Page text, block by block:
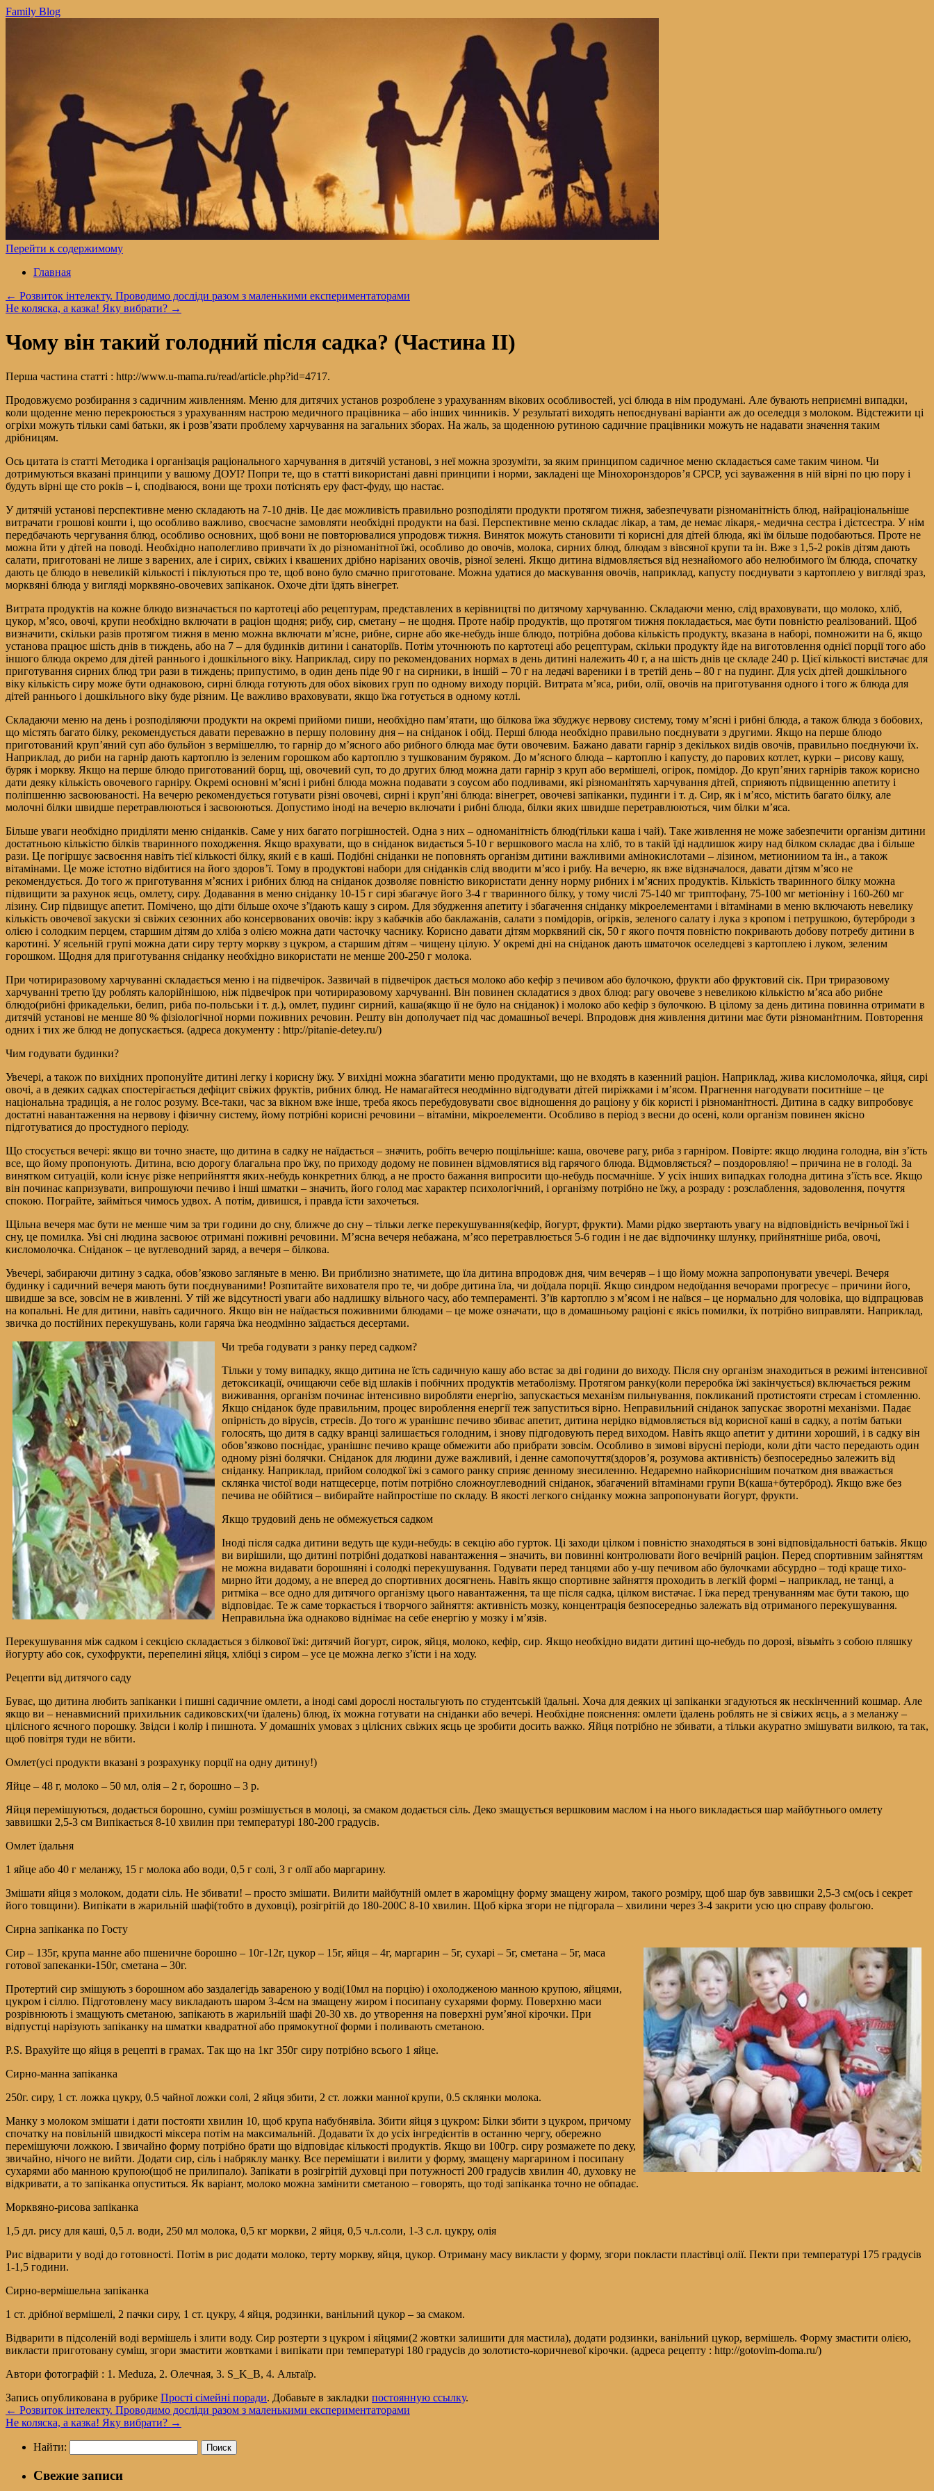
Family Blog
Перейти к содержимому
Главная
← Розвиток інтелекту. Проводимо досліди разом з маленькими експериментаторами
Не коляска, а казка! Яку вибрати? →
Чому він такий голодний після садка? (Частина II)
Перша частина статті : http://www.u-mama.ru/read/article.php?id=4717.
Продовжуємо розбирання з садичним живленням. Меню для дитячих установ розроблене з урахуванням вікових особливостей, усі блюда в нім продумані. Але бувають неприємні випадки,
коли щоденне меню перекроюється з урахуванням настрою медичного працівника – або інших чинників. У результаті виходять непоєднувані варіанти аж до оселедця з молоком. Відстежити ці
огріхи можуть тільки самі батьки, як і розв’язати проблему харчування на загальних зборах. На жаль, за щоденною рутиною садичние працівники можуть не надавати значення таким
дрібницям.
Ось цитата із статті Методика і організація раціонального харчування в дитячій установі, з неї можна зрозуміти, за яким принципом садичное меню складається саме таким чином. Чи
дотримуються вказані принципи у вашому ДОУІ? Попри те, що в статті використані давні принципи і норми, закладені ще Мінохоронздоров’я СРСР, усі зауваження в ній вірні по цю пору і
будуть вірні ще сто років – і, сподіваюся, вони ще трохи потіснять еру фаст-фуду, що настає.
У дитячій установі перспективне меню складають на 7-10 днів. Це дає можливість правильно розподіляти продукти протягом тижня, забезпечувати різноманітність блюд, найраціональніше
витрачати грошові кошти і, що особливо важливо, своєчасне замовляти необхідні продукти на базі. Перспективне меню складає лікар, а там, де немає лікаря,- медична сестра і дієтсестра. У нім
передбачають чергування блюд, особливо основних, щоб вони не повторювалися упродовж тижня. Виняток можуть становити ті корисні для дітей блюда, які їм більше подобаються. Проте не
можна йти у дітей на поводі. Необхідно наполегливо привчати їх до різноманітної їжі, особливо до овочів, молока, сирних блюд, блюдам з вівсяної крупи та ін. Вже з 1,5-2 років дітям дають
салати, приготовані не лише з варених, але і сирих, свіжих і квашених дрібно нарізаних овочів, різної зелені. Якщо дитина відмовляється від незнайомого або нелюбимого їм блюда, спочатку
дають це блюдо в невеликій кількості і піклуються про те, щоб воно було смачно приготоване. Можна удатися до маскування овочів, наприклад, капусту поєднувати з картоплею у вигляді зраз,
морквяні блюда у вигляді морквяно-овочевих запіканок. Охоче діти їдять вінегрет.
Витрата продуктів на кожне блюдо визначається по картотеці або рецептурам, представлених в керівництві по дитячому харчуванню. Складаючи меню, слід враховувати, що молоко, хліб,
цукор, м’ясо, овочі, крупи необхідно включати в раціон щодня; рибу, сир, сметану – не щодня. Проте набір продуктів, що протягом тижня покладається, має бути повністю реалізований. Щоб
визначити, скільки разів протягом тижня в меню можна включати м’ясне, рибне, сирне або яке-небудь інше блюдо, потрібна добова кількість продукту, вказана в наборі, помножити на 6, якщо
установа працює шість днів в тиждень, або на 7 – для будинків дитини і санаторіїв. Потім уточнюють по картотеці або рецептурам, скільки продукту йде на виготовлення однієї порції того або
іншого блюда окремо для дітей раннього і дошкільного віку. Наприклад, сиру по рекомендованих нормах в день дитині належить 40 г, а на шість днів це складе 240 р. Цієї кількості вистачає для
приготування сирних блюд три рази в тиждень; припустимо, в один день піде 90 г на сирники, в іншій – 70 г на ледачі вареники і в третій день – 80 г на пудинг. Для усіх дітей дошкільного
віку кількість сиру може бути однаковою, сирні блюда готують для обох вікових груп по одному виходу порцій. Витрата м’яса, риби, олії, овочів на приготування одного і того ж блюда для
дітей раннього і дошкільного віку буде різним. Це важливо враховувати, якщо їжа готується в одному котлі.
Складаючи меню на день і розподіляючи продукти на окремі прийоми пиши, необхідно пам’ятати, що білкова їжа збуджує нервову систему, тому м’ясні і рибні блюда, а також блюда з бобових,
що містять багато білку, рекомендується давати переважно в першу половину дня – на сніданок і обід. Перші блюда необхідно правильно поєднувати з другими. Якщо на перше блюдо
приготований круп’яний суп або бульйон з вермішеллю, то гарнір до м’ясного або рибного блюда має бути овочевим. Бажано давати гарнір з декількох видів овочів, правильно поєднуючи їх.
Наприклад, до риби на гарнір дають картоплю із зеленим горошком або картоплю з тушкованим буряком. До м’ясного блюда – картоплю і капусту, до парових котлет, курки – рисову кашу,
буряк і моркву. Якщо на перше блюдо приготований борщ, щі, овочевий суп, то до других блюд можна дати гарнір з круп або вермішелі, огірок, помідор. До круп’яних гарнірів також корисно
дати деяку кількість овочевого гарніру. Окремі основні м’ясні і рибні блюда можна подавати з соусом або подливами, які різноманітять харчування дітей, сприяють підвищенню апетиту і
поліпшенню засвоюваності. На вечерю рекомендується готувати різні овочеві, сирні і круп’яні блюда: вінегрет, овочеві запіканки, пудинги і т. д. Сир, як і м’ясо, містить багато білку, але
молочні білки швидше перетравлюються і засвоюються. Допустимо іноді на вечерю включати і рибні блюда, білки яких швидше перетравлюються, чим білки м’яса.
Більше уваги необхідно приділяти меню сніданків. Саме у них багато погрішностей. Одна з них – одноманітність блюд(тільки каша і чай). Таке живлення не може забезпечити організм дитини
достатньою кількістю білків тваринного походження. Якщо врахувати, що в сніданок видається 5-10 г вершкового масла на хліб, то в такій їді надлишок жиру над білком складає два і більше
рази. Це погіршує засвоєння навіть тієї кількості білку, який є в каші. Подібні сніданки не поповнять організм дитини важливими амінокислотами – лізином, метионииом та ін., а також
вітамінами. Це може істотно відбитися на його здоров’ї. Тому в продуктові набори для сніданків слід вводити м’ясо і рибу. На вечерю, як вже відзначалося, давати дітям м’ясо не
рекомендується. До того ж приготування м’ясних і рибних блюд на сніданок дозволяє повністю використати денну норму рибних і м’ясних продуктів. Кількість тваринного білку можна
підвищити за рахунок яєць, омлету, сиру. Додавання в меню сніданку 10-15 г сирі збагачує його 3-4 г тваринного білку, у тому числі 75-140 мг триптофану, 75-100 мг метіоніну і 160-260 мг
лізину. Сир підвищує апетит. Помічено, що діти більше охоче з’їдають кашу з сиром. Для збудження апетиту і збагачення сніданку мікроелементами і вітамінами в меню включають невелику
кількість овочевої закуски зі свіжих сезонних або консервованих овочів: ікру з кабачків або баклажанів, салати з помідорів, огірків, зеленого салату і лука з кропом і петрушкою, бутерброди з
олією і солодким перцем, старшим дітям до хліба з олією можна дати часточку часнику. Корисно давати дітям морквяний сік, 50 г якого почтя повністю покривають добову потребу дитини в
каротині. У ясельній групі можна дати сиру терту моркву з цукром, а старшим дітям – чищену цілую. У окремі дні на сніданок дають шматочок оселедцеві з картоплею і луком, зеленим
горошком. Щодня для приготування сніданку необхідно використати не менше 200-250 г молока.
При чотириразовому харчуванні складається меню і на підвечірок. Зазвичай в підвечірок дається молоко або кефір з печивом або булочкою, фрукти або фруктовий сік. При триразовому
харчуванні третю їду роблять калорійнішою, ніж підвечірок при чотириразовому харчуванні. Він повинен складатися з двох блюд: рагу овочеве з невеликою кількістю м’яса або рибне
блюдо(рибні фрикадельки, белип, риба по-польськи і т. д.), омлет, пудинг сирний, каша(якщо її не було на сніданок) і молоко або кефір з булочкою. В цілому за день дитина повинна отримати в
дитячій установі не менше 80 % фізіологічної норми поживних речовин. Решту він дополучает під час домашньої вечері. Впродовж дня живлення дитини має бути різноманітним. Повторення
одних і тих же блюд не допускається. (адреса документу : http://pitanie-detey.ru/)
Чим годувати будинки?
Увечері, а також по вихідних пропонуйте дитині легку і корисну їжу. У вихідні можна збагатити меню продуктами, що не входять в казенний раціон. Наприклад, жива кисломолочка, яйця, сирі
овочі, а в деяких садках спостерігається дефіцит свіжих фруктів, рибних блюд. Не намагайтеся неодмінно відгодувати дітей пиріжками і м’ясом. Прагнення нагодувати поситніше – це
національна традиція, а не голос розуму. Все-таки, час за вікном вже інше, треба якось перебудовувати своє відношення до раціону у бік користі і різноманітності. Дитина в садку випробовує
достатні навантаження на нервову і фізичну систему, йому потрібні корисні речовини – вітаміни, мікроелементи. Особливо в період з весни до осені, коли організм повинен якісно
підготуватися до простудного періоду.
Що стосується вечері: якщо ви точно знаєте, що дитина в садку не наїдається – значить, робіть вечерю пощільніше: каша, овочеве рагу, риба з гарніром. Повірте: якщо людина голодна, він з’їсть
все, що йому пропонують. Дитина, всю дорогу благальна про їжу, по приходу додому не повинен відмовлятися від гарячого блюда. Відмовляється? – поздоровляю! – причина не в голоді. За
винятком ситуацій, коли існує різке неприйняття яких-небудь конкретних блюд, а не просто бажання випросити що-небудь посмачніше. У усіх інших випадках голодна дитина з’їсть все. Якщо
він починає капризувати, випрошуючи печиво і інші шматки – значить, його голод має характер психологічний, і організму потрібно не їжу, а розраду : розслаблення, задоволення, почуття
спокою. Пограйте, займіться чимось удвох. А потім, дивишся, і правда їсти захочеться.
Щільна вечеря має бути не менше чим за три години до сну, ближче до сну – тільки легке перекушування(кефір, йогурт, фрукти). Мами рідко звертають увагу на відповідність вечірньої їжі і
сну, це помилка. Уві сні людина засвоює отримані поживні речовини. М’ясна вечеря небажана, м’ясо перетравлюється 5-6 годин і не дає відпочинку шлунку, прийнятніше риба, овочі,
кисломолочка. Сніданок – це вуглеводний заряд, а вечеря – білкова.
Увечері, забираючи дитину з садка, обов’язково загляньте в меню. Ви приблизно знатимете, що їла дитина впродовж дня, чим вечеряв – і що йому можна запропонувати увечері. Вечеря
будинку і садичний вечеря мають бути поєднуваними! Розпитайте вихователя про те, чи добре дитина їла, чи доїдала порції. Якщо синдром недоїдання вечорами прогресує – причини його,
швидше за все, зовсім не в живленні. У тій же відсутності уваги або надлишку вільного часу, або темпераменті. З’їв картоплю з м’ясом і не наївся – це нормально для чоловіка, що відпрацював
на копальні. Не для дитини, навіть садичного. Якщо він не наїдається поживними блюдами – це може означати, що в домашньому раціоні є якісь помилки, їх потрібно виправляти. Наприклад,
звичка до постійних перекушувань, коли гаряча їжа неодмінно заїдається десертами.
Чи треба годувати з ранку перед садком?
Тільки у тому випадку, якщо дитина не їсть садичную кашу або встає за дві години до виходу. Після сну організм знаходиться в режимі інтенсивної
детоксикації, очищаючи себе від шлаків і побічних продуктів метаболізму. Протягом ранку(коли переробка їжі закінчується) включається режим
виживання, організм починає інтенсивно виробляти енергію, запускається механізм пильнування, покликаний протистояти стресам і стомленню.
Якщо сніданок буде правильним, процес вироблення енергії теж запуститься вірно. Неправильний сніданок запускає зворотні механізми. Падає
опірність до вірусів, стресів. До того ж уранішнє печиво збиває апетит, дитина нерідко відмовляється від корисної каші в садку, а потім батьки
голосять, що дитя в садку вранці залишається голодним, і знову підгодовують перед виходом. Навіть якщо апетит у дитини хороший, і в садку він
обов’язково поснідає, уранішнє печиво краще обмежити або прибрати зовсім. Особливо в зимові вірусні періоди, коли діти часто передають один
одному різні болячки. Сніданок для людини дуже важливий, і денне самопочуття(здоров’я, розумова активність) безпосередньо залежить від
сніданку. Наприклад, прийом солодкої їжі з самого ранку сприяє денному знесиленню. Недаремно найкориснішим початком дня вважається
склянка чистої води натщесерце, потім потрібно сложноуглеводний сніданок, збагачений вітамінами групи В(каша+бутерброд). Якщо вже без
печива не обійтися – вибирайте найпростіше по складу. В якості легкого сніданку можна запропонувати йогурт, фрукти.
Якщо трудовий день не обмежується садком
Іноді після садка дитини ведуть ще куди-небудь: в секцію або гурток. Ці заходи цілком і повністю знаходяться в зоні відповідальності батьків. Якщо
ви вирішили, що дитині потрібні додаткові навантаження – значить, ви повинні контролювати його вечірній раціон. Перед спортивним зайняттям
не можна видавати борошняні і солодкі перекушування. Годувати перед танцями або у-шу печивом або булочками абсурдно – тоді краще тихо-
мирно йти додому, а не вперед до спортивних досягнень. Навіть якщо спортивне зайняття проходить в легкій формі – наприклад, не танці, а
ритміка – все одно для дитячого організму цього навантаження, та ще після садка, цілком вистачає. І їжа перед тренуванням має бути такою, що
відповідає. Те ж саме торкається і творчого зайняття: активність мозку, концентрація безпосередньо залежать від отриманого перекушування.
Неправильна їжа однаково віднімає на себе енергію у мозку і м’язів.
Перекушування між садком і секцією складається з білкової їжі: дитячий йогурт, сирок, яйця, молоко, кефір, сир. Якщо необхідно видати дитині що-небудь по дорозі, візьміть з собою пляшку
йогурту або сок, сухофрукти, перепелині яйця, хлібці з сиром – усе це можна легко з’їсти і на ходу.
Рецепти від дитячого саду
Буває, що дитина любить запіканки і пишні садичние омлети, а іноді самі дорослі ностальгують по студентській їдальні. Хоча для деяких ці запіканки згадуються як нескінченний кошмар. Але
якщо ви – ненавмисний прихильник садиковских(чи їдалень) блюд, їх можна готувати на сніданки або вечері. Необхідне пояснення: омлети їдалень роблять не зі свіжих яєць, а з меланжу –
цілісного яєчного порошку. Звідси і колір і пишнота. У домашніх умовах з цілісних свіжих яєць це зробити досить важко. Яйця потрібно не збивати, а тільки акуратно змішувати вилкою, та так,
щоб повітря туди не вбити.
Омлет(усі продукти вказані з розрахунку порції на одну дитину!)
Яйце – 48 г, молоко – 50 мл, олія – 2 г, борошно – 3 р.
Яйця перемішуються, додається борошно, суміш розмішується в молоці, за смаком додається сіль. Деко змащується вершковим маслом і на нього викладається шар майбутнього омлету
заввишки 2,5-3 см Випікається 8-10 хвилин при температурі 180-200 градусів.
Омлет їдальня
1 яйце або 40 г меланжу, 15 г молока або води, 0,5 г солі, 3 г олії або маргарину.
Змішати яйця з молоком, додати сіль. Не збивати! – просто змішати. Вилити майбутній омлет в жароміцну форму змащену жиром, такого розміру, щоб шар був заввишки 2,5-3 см(ось і секрет
його товщини). Випікати в жарильній шафі(тобто в духовці), розігрітій до 180-200С 8-10 хвилин. Щоб кірка згори не підгорала – хвилини через 3-4 закрити усю цю справу фольгою.
Сирна запіканка по Госту
Сир – 135г, крупа манне або пшеничне борошно – 10г-12г, цукор – 15г, яйця – 4г, маргарин – 5г, сухарі – 5г, сметана – 5г, маса
готової запеканки-150г, сметана – 30г.
Протертий сир змішують з борошном або заздалегідь завареною у воді(10мл на порцію) і охолодженою манною крупою, яйцями,
цукром і сіллю. Підготовлену масу викладають шаром 3-4см на змащену жиром і посипану сухарями форму. Поверхню маси
розрівнюють і змащують сметаною, запікають в жарильній шафі 20-30 хв. до утворення на поверхні рум’яної кірочки. При
відпустці нарізують запіканку на шматки квадратної або прямокутної форми і поливають сметаною.
P.S. Врахуйте що яйця в рецепті в грамах. Так що на 1кг 350г сиру потрібно всього 1 яйце.
Сирно-манна запіканка
250г. сиру, 1 ст. ложка цукру, 0.5 чайної ложки солі, 2 яйця збити, 2 ст. ложки манної крупи, 0.5 склянки молока.
Манку з молоком змішати і дати постояти хвилин 10, щоб крупа набубнявіла. Збити яйця з цукром: Білки збити з цукром, причому
спочатку на повільній швидкості міксера потім на максимальній. Додавати їх до усіх інгредієнтів в останню чергу, обережно
перемішуючи ложкою. І звичайно форму потрібно брати що відповідає кількості продуктів. Якщо ви 100гр. сиру розмажете по деку,
звичайно, нічого не вийти. Додати сир, сіль і набряклу манку. Все перемішати і вилити у форму, змащену маргарином і посипану
сухарями або манною крупою(щоб не прилипало). Запікати в розігрітій духовці при потужності 200 градусів хвилин 40, духовку не
відкривати, а то запіканка опуститься. Як варіант, молоко можна замінити сметаною – говорять, що тоді запіканка точно не обпадає.
Морквяно-рисова запіканка
1,5 дл. рису для каші, 0,5 л. води, 250 мл молока, 0,5 кг моркви, 2 яйця, 0,5 ч.л.соли, 1-3 с.л. цукру, олія
Рис відварити у воді до готовності. Потім в рис додати молоко, терту моркву, яйця, цукор. Отриману масу викласти у форму, згори покласти пластівці олії. Пекти при температурі 175 градусів
1-1,5 години.
Сирно-вермішельна запіканка
1 ст. дрібної вермішелі, 2 пачки сиру, 1 ст. цукру, 4 яйця, родзинки, ванільний цукор – за смаком.
Відварити в підсоленій воді вермішель і злити воду. Сир розтерти з цукром і яйцями(2 жовтки залишити для мастила), додати родзинки, ванільний цукор, вермішель. Форму змастити олією,
викласти приготовану суміш, згори змастити жовтками і випікати при температурі 180 градусів до золотисто-коричневої кірочки. (адреса рецепту : http://gotovim-doma.ru/)
Автори фотографій : 1. Meduza, 2. Олечная, 3. S_K_B, 4. Альтаїр.
Запись опубликована в рубрике Прості сімейні поради. Добавьте в закладки постоянную ссылку.
← Розвиток інтелекту. Проводимо досліди разом з маленькими експериментаторами
Не коляска, а казка! Яку вибрати? →
Найти:
Свежие записи